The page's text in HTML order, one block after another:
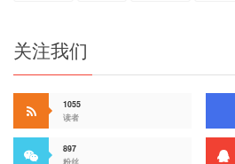
关注我们
1055
读者
897